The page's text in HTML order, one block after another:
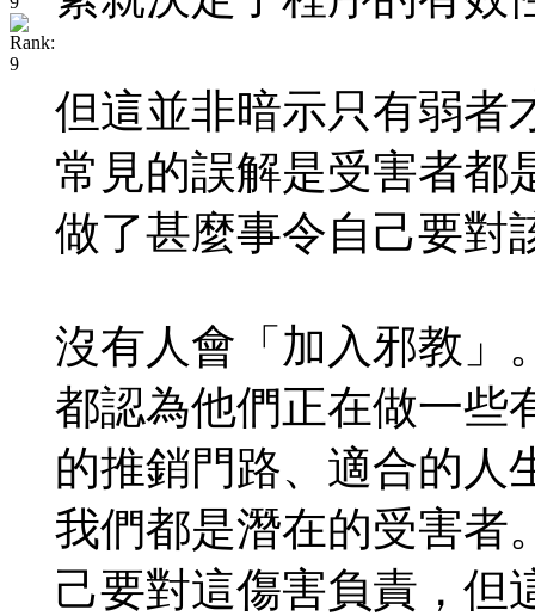
但這並非暗示只有弱者
常見的誤解是受害者都
做了甚麼事令自己要對
沒有人會「加入邪教」
都認為他們正在做一些
的推銷門路、適合的人
我們都是潛在的受害者
己要對這傷害負責，但